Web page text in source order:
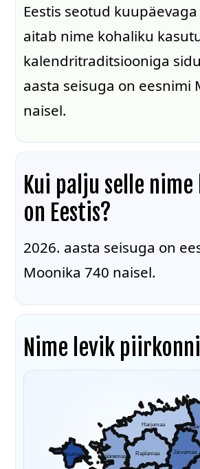
Eestis seotud
aitab nime kohaliku
kalendritraditsiooniga
aasta seisuga on eesnimi
naisel.
Kui palju selle
on Eestis?
2026. aasta seisuga on
Moonika 740 naisel.
Nime levik
Hiiumaa Läänemaa Raplamaa
Harjumaa
Järvamaa